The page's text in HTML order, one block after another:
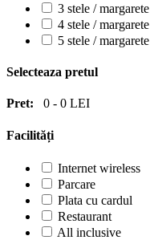
3 stele / margarete
4 stele / margarete
5 stele / margarete
Selecteaza pretul
Pret: 0 - 0 LEI
Facilități
Internet wireless
Parcare
Plata cu cardul
Restaurant
All inclusive